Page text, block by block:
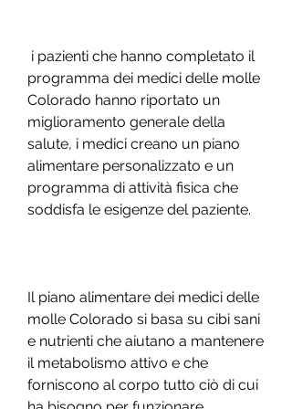
programma dei medici delle molle
Colorado hanno riportato un
miglioramento generale della
salute, i medici creano un piano
alimentare personalizzato e un
programma di attività fisica che
soddisfa le esigenze del paziente.
Il piano alimentare dei medici delle
molle Colorado si basa su cibi sani
e nutrienti che aiutano a mantenere
il metabolismo attivo e che
forniscono al corpo tutto ciò di cui